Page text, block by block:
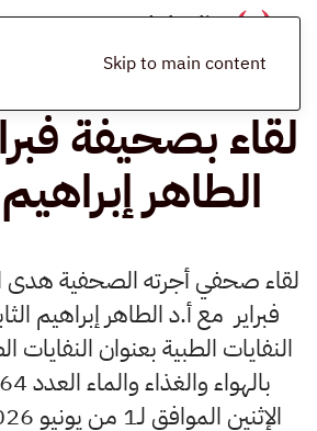
Skip to main content
لقاء بصحيفة
الطاهر
لقاء صحفي أجرته الصحفية هدى
فبراير مع أ.د الطاهر إبراهيم
النفايات الطبية بعنوان